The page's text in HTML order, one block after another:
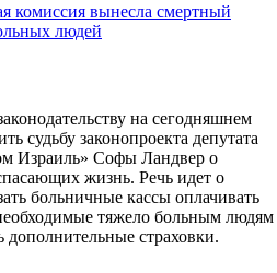
комиссия вынесла смертный
людей
на сегодняшнем
судьбу законопроекта депутата
Израиль» Софы Ландвер о
жизнь. Речь идет о
больничные кассы оплачивать
тяжело больным людям
дополнительные страховки.